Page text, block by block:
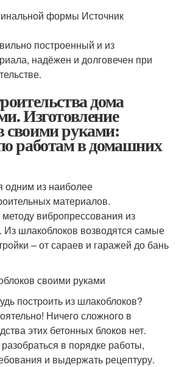
формы Источник
построенный и из
надёжен и долговечен при
дома
Изготовление
своими руками:
работам в домашних
одним из наиболее
материалов.
вибропрессования из
Из шлакоблоков возводятся самые
– от сараев и гаражей до бань
своими руками
построить из шлакоблоков?
Ничего сложного в
этих бетонных блоков нет.
в порядке работы,
и выдержать рецептуру.